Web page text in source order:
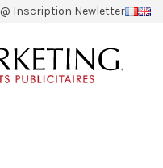
@ Inscription Newletter